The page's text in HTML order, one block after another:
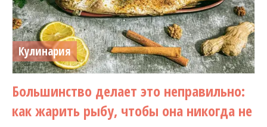
Кулинария
Большинство делает это неправильно:
как жарить рыбу, чтобы она никогда не